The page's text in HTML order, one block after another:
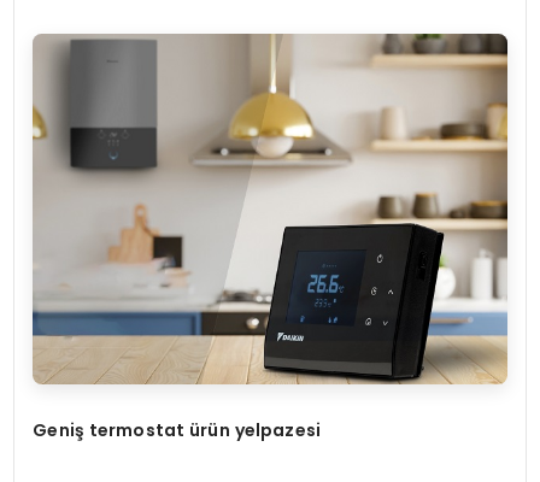
Geniş termostat ürün yelpazesi